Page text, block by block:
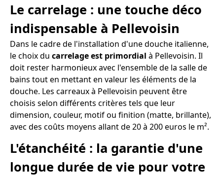
Le carrelage : une touche déco
indispensable à Pellevoisin
Dans le cadre de l'installation d'une douche italienne,
le choix du carrelage est primordial à Pellevoisin. Il
doit rester harmonieux avec l'ensemble de la salle de
bains tout en mettant en valeur les éléments de la
douche. Les carreaux à Pellevoisin peuvent être
choisis selon différents critères tels que leur
dimension, couleur, motif ou finition (matte, brillante),
avec des coûts moyens allant de 20 à 200 euros le m².
L'étanchéité : la garantie d'une
longue durée de vie pour votre